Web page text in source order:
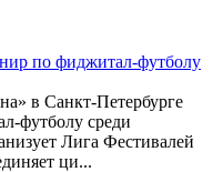
по фиджитал-футболу
в Санкт-Петербурге
футболу среди
Лига Фестивалей
ци...